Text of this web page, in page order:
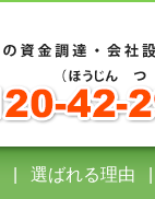
選ばれる理由